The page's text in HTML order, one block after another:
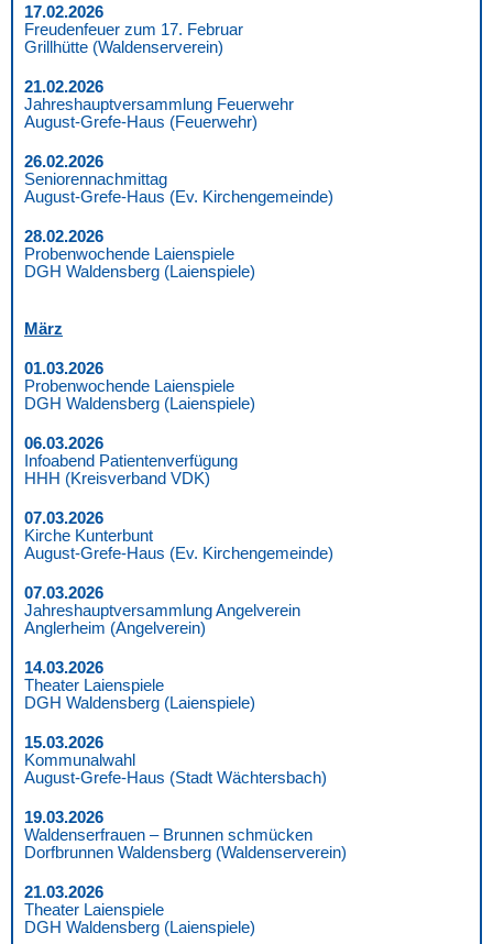
17.02.2026
Freudenfeuer zum 17. Februar
Grillhütte (Waldenserverein)
21.02.2026
Jahreshauptversammlung Feuerwehr
August-Grefe-Haus (Feuerwehr)
26.02.2026
Seniorennachmittag
August-Grefe-Haus (Ev. Kirchengemeinde)
28.02.2026
Probenwochende Laienspiele
DGH Waldensberg (Laienspiele)
März
01.03.2026
Probenwochende Laienspiele
DGH Waldensberg (Laienspiele)
06.03.2026
Infoabend Patientenverfügung
HHH (Kreisverband VDK)
07.03.2026
Kirche Kunterbunt
August-Grefe-Haus (Ev. Kirchengemeinde)
07.03.2026
Jahreshauptversammlung Angelverein
Anglerheim (Angelverein)
14.03.2026
Theater Laienspiele
DGH Waldensberg (Laienspiele)
15.03.2026
Kommunalwahl
August-Grefe-Haus (Stadt Wächtersbach)
19.03.2026
Waldenserfrauen – Brunnen schmücken
Dorfbrunnen Waldensberg (Waldenserverein)
21.03.2026
Theater Laienspiele
DGH Waldensberg (Laienspiele)